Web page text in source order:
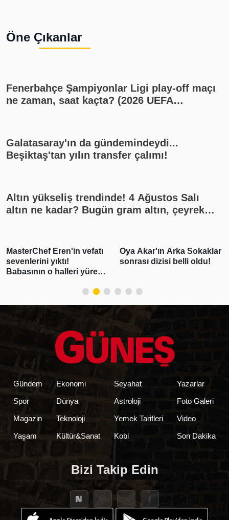
Öne Çıkanlar
Fenerbahçe Şampiyonlar Ligi play-off maçı
ne zaman, saat kaçta? (2026 UEFA
11'i)
Galatasaray'ın da gündemindeydi...
Beşiktaş'tan yılın transfer çalımı!
Altın yükseliş trendinde! 4 Ağustos Salı
altın ne kadar? Bugün gram altın, çeyrek
rakamları, canlı takip
MasterChef Eren'in vefatı
sevenlerini yıktı!
Babasının o halleri yürek
Oya Akar'ın Arka Sokaklar
sonrası dizisi belli oldu!
Gündem
Spor
Magazin
Yaşam
Ekonomi
Dünya
Teknoloji
Kültür&Sanat
Seyahat
Astroloji
Yemek Tarifleri
Kobi
Yazarlar
Foto Galeri
Video
Son Dakika
Bizi Takip Edin